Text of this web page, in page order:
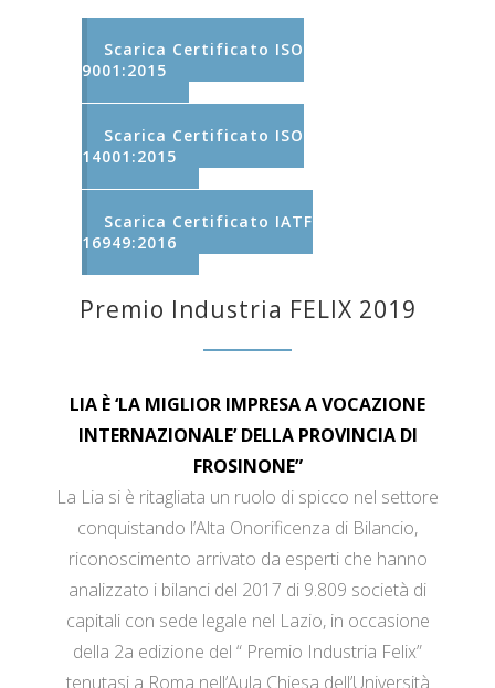
Scarica Certificato ISO
9001:2015
Scarica Certificato ISO
14001:2015
Scarica Certificato IATF
16949:2016
Premio Industria FELIX 2019
LIA È ‘LA MIGLIOR IMPRESA A VOCAZIONE
INTERNAZIONALE’ DELLA PROVINCIA DI
FROSINONE”
La Lia si è ritagliata un ruolo di spicco nel settore
conquistando l’Alta Onorificenza di Bilancio,
riconoscimento arrivato da esperti che hanno
analizzato i bilanci del 2017 di 9.809 società di
capitali con sede legale nel Lazio, in occasione
della 2a edizione del “ Premio Industria Felix”
tenutasi a Roma nell’Aula Chiesa dell’Università